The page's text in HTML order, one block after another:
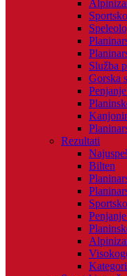
Služba
Gorska
Rezultati
Bilten